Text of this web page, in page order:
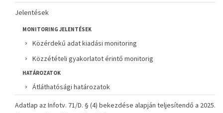
Jelentések
MONITORING JELENTÉSEK
Közérdekű adat kiadási monitoring
Közzétételi gyakorlatot érintő monitorig
HATÁROZATOK
Átláthatósági határozatok
Adatlap az Infotv. 71/D. § (4) bekezdése alapján teljesítendő a 2025.